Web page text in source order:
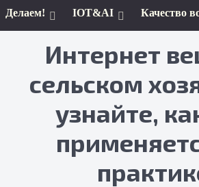
Делаем! IOT&AI Качество
Интернет
сельском
узнайте,